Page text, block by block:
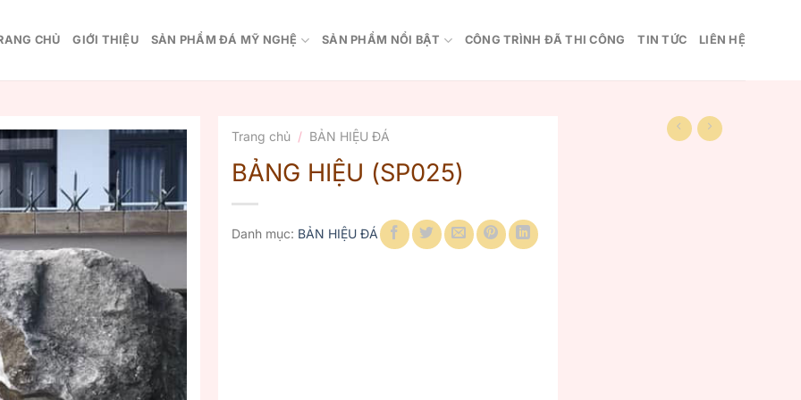
CHỦ GIỚI THIỆU SẢN PHẨM ĐÁ MỸ NGHỆ SẢN PHẨM NỔI BẬT CÔNG TRÌNH ĐÃ THI CÔNG TIN TỨC LIÊN HỆ
Trang chủ / BẢN HIỆU ĐÁ
BẢNG HIỆU (SP025)
Danh mục: BẢN HIỆU ĐÁ